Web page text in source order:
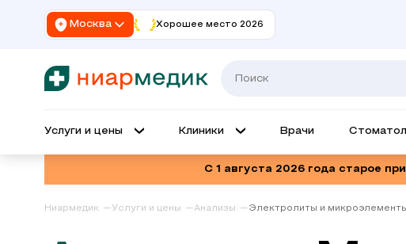
Москва Хорошее место 2026
Услуги и цены Клиники Врачи
С 1 августа 2026 года старое
Ниармедик Услуги и цены Анализы Электролиты и